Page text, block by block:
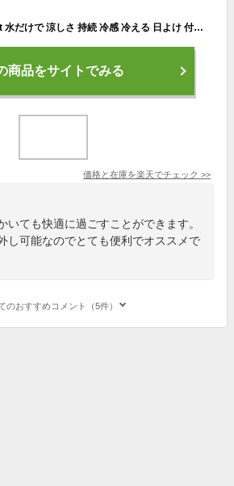
熱中症対策 帽子 coolbit 水だけで 涼しさ 持続 冷感 冷える 日よけ 付き 帽子 ランニング 中も快適 ひんやり 涼しい 帽子 冷える帽子 クールビット UVカット ロング フラップ キャップ 日焼け防止 暑さ対策 ランニング スポーツ ジョギング
商品をサイトでみる
価格と在庫を楽天でチェック >>
いても快適に過ごすことができます。
し可能なのでとても便利でオススメで
のおすすめコメント（5件）